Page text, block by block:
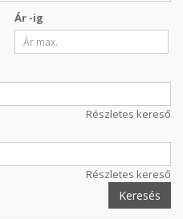
Ár -ig
Részletes kereső
Részletes kereső
Keresés